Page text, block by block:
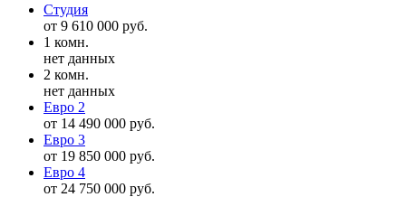
Студия
от 9 610 000 руб.
1 комн.
нет данных
2 комн.
нет данных
Евро 2
от 14 490 000 руб.
Евро 3
от 19 850 000 руб.
Евро 4
от 24 750 000 руб.